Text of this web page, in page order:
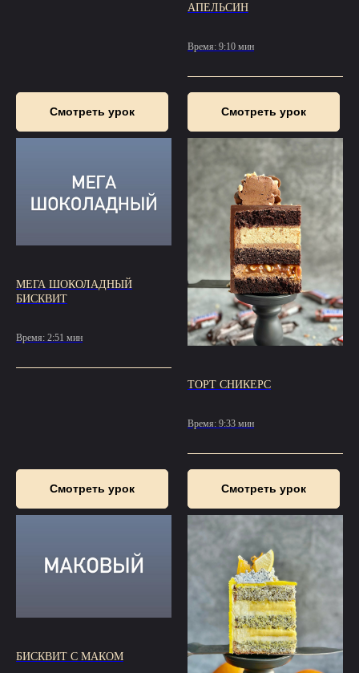
Смотреть урок
АПЕЛЬСИН
Время: 9:10 мин
Смотреть урок
МЕГА ШОКОЛАДНЫЙ
БИСКВИТ
Время: 2:51 мин
Смотреть урок
ТОРТ СНИКЕРС
Время: 9:33 мин
Смотреть урок
БИСКВИТ С МАКОМ